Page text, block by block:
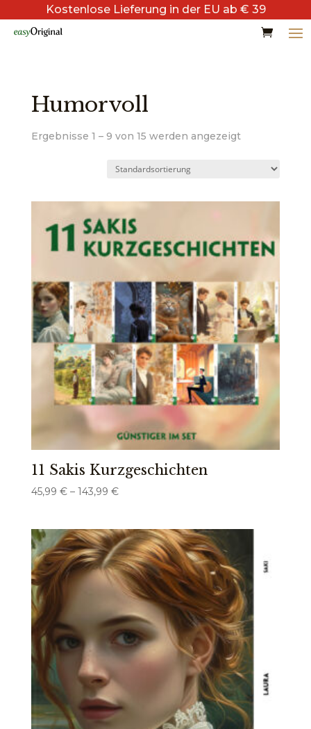
Kostenlose Lieferung in der EU ab € 39
Humorvoll
Ergebnisse 1 – 9 von 15 werden angezeigt
11 Sakis Kurzgeschichten
45,99 € – 143,99 €Preisspanne:
143,99 €